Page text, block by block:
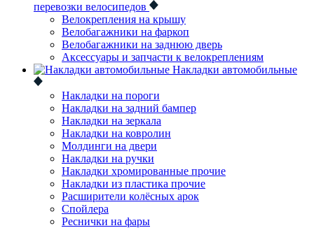
перевозки велосипедов
Велокрепления на крышу
Велобагажники на фаркоп
Велобагажники на заднюю дверь
Аксессуары и запчасти к велокреплениям
Накладки автомобильные
Накладки на пороги
Накладки на задний бампер
Накладки на зеркала
Накладки на ковролин
Молдинги на двери
Накладки на ручки
Накладки хромированные прочие
Накладки из пластика прочие
Расширители колёсных арок
Спойлера
Реснички на фары